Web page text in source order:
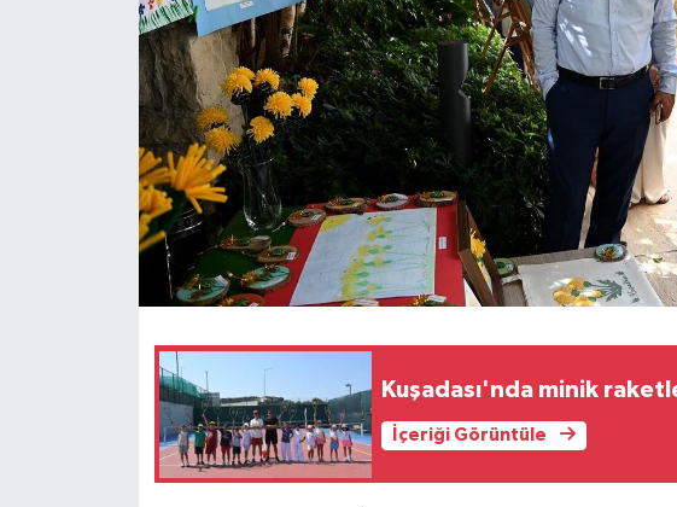
Kuşadası'nda minik
İçeriği Görüntüle